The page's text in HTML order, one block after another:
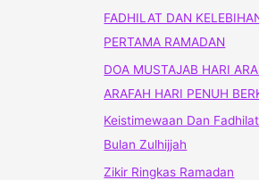
FADHILAT DAN
PERTAMA RAMADAN
DOA MUSTAJAB HARI
ARAFAH HARI PENUH
Keistimewaan Dan
Bulan Zulhijjah
Zikir Ringkas Ramadan